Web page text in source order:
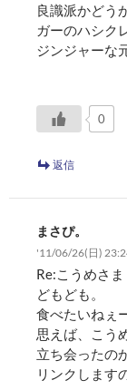
良識派かどう
ガーのハシク
ジンジャーな
0
返信
まさぴ。
'11/06/26(日)
Re:こうめさま
どもども。
食べたいねぇ
思えば、こう
立ち会ったの
リンクします